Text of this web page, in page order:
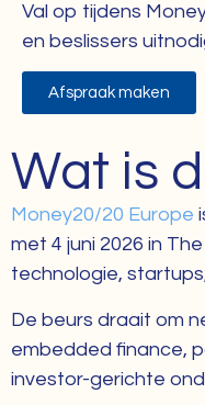
Val op tijdens
en beslissers
Afspraak maken
Wat is
Money20/20 Europe
met 4 juni 2026 in
technologie,
De beurs draait om
embedded finance,
investor-gerichte